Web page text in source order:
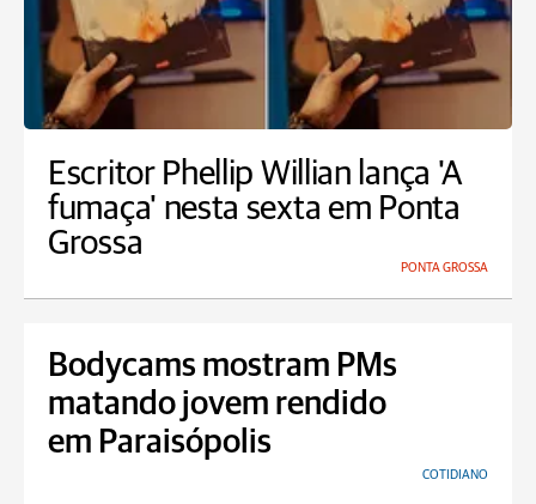
Escritor Phellip Willian lança 'A
fumaça' nesta sexta em Ponta
Grossa
PONTA GROSSA
Bodycams mostram PMs
matando jovem rendido
em Paraisópolis
COTIDIANO